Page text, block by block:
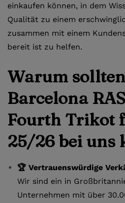
einkaufen können, in dem
Qualität zu einem
zusammen mit einem
bereit ist zu helfen.
Warum
Barcelona
Fourth Trikot
25/26 bei uns
🏆 Vertrauenswürdige
Wir sind ein in
Unternehmen mit über